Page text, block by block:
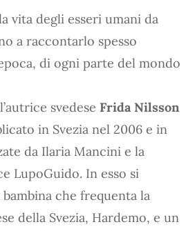
vita degli esseri umani da
a raccontarlo spesso
di ogni parte del mondo
svedese Frida Nilsson
in Svezia nel 2006 e in
da Ilaria Mancini e la
LupoGuido. In esso si
che frequenta la
della Svezia, Hardemo, e un